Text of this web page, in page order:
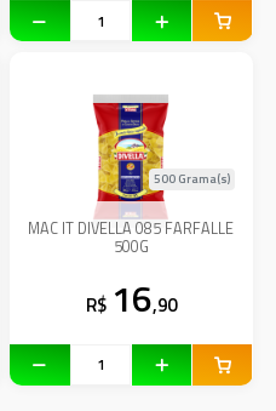
MAC IT DIVELLA 085 FARFALLE
500G
500 Grama(s)
R$ 16,90